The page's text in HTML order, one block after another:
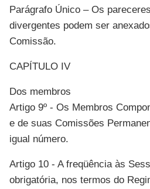
Parágrafo Único – Os
divergentes podem ser
Comissão.
CAPÍTULO IV
Dos membros
Artigo 9º - Os Membros
e de suas Comissões
igual número.
Artigo 10 - A freqüência às
obrigatória, nos termos do